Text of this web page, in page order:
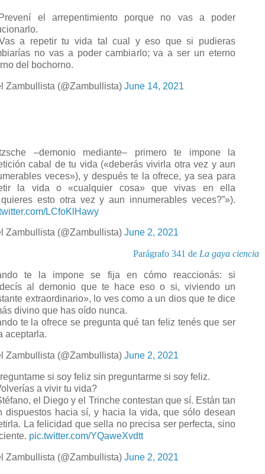
el arrepentimiento porque no vas a poder
a repetir tu vida tal cual y eso que si pudieras
no vas a poder cambiarlo; va a ser un eterno
del bochorno.
Zambullista (@Zambullista) June 14, 2021
–demonio mediante– primero te impone la
cabal de tu vida («deberás vivirla otra vez y aun
veces»), y después te la ofrece, ya sea para
la vida o «cualquier cosa» que vivas en ella
esto otra vez y aun innumerables veces?”»).
LCfoKlHawy
Zambullista (@Zambullista) June 2, 2021
Parágrafo 341 de La gaya ciencia
te la impone se fija en cómo reaccionás: si
al demonio que te hace eso o si, viviendo un
extraordinario», lo ves como a un dios que te dice
divino que has oído nunca.
te la ofrece se pregunta qué tan feliz tenés que ser
aceptarla.
Zambullista (@Zambullista) June 2, 2021
si soy feliz sin preguntarme si soy feliz.
a vivir tu vida?
el Diego y el Trinche contestan que sí. Están tan
dispuestos hacia sí, y hacia la vida, que sólo desean
La felicidad que sella no precisa ser perfecta, sino
pic.twitter.com/YQaweXvdtt
Zambullista (@Zambullista) June 2, 2021